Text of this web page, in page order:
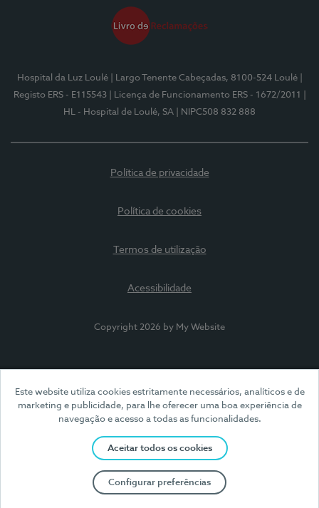
Este website utiliza cookies estritamente necessários, analíticos e de
marketing e publicidade, para lhe oferecer uma boa experiência de
navegação e acesso a todas as funcionalidades.
Aceitar todos os cookies
Configurar preferências
Hospital da Luz Loulé | Largo Tenente Cabeçadas, 8100-524 Loulé
Registo ERS - E115543
| Licença de Funcionamento ERS - 1672/2011
HL - Hospital de Loulé, SA
| NIPC508 832 888
Política de privacidade
Política de cookies
Termos de utilização
Acessibilidade
Copyright 2026 by My Website